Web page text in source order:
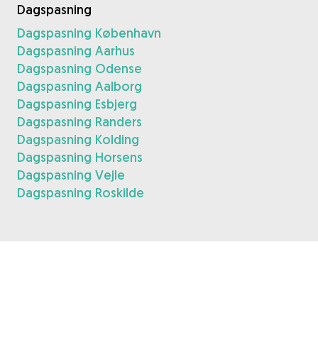
Dagspasning
Dagspasning København
Dagspasning Aarhus
Dagspasning Odense
Dagspasning Aalborg
Dagspasning Esbjerg
Dagspasning Randers
Dagspasning Kolding
Dagspasning Horsens
Dagspasning Vejle
Dagspasning Roskilde